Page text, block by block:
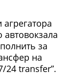
автовокзала
за
на
24 transfer”.